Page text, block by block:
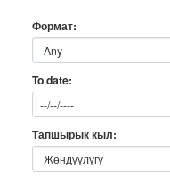
Формат
To date
Тапшырык кыл